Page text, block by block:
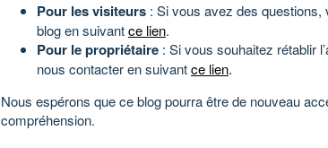
Pour les visiteurs : Si vous avez des
blog en suivantce lien.
Pour le propriétaire : Si vous souhaitez rétablir
nous contacter en suivantce lien.
Nous espérons que ce blog pourra être de nouveau
compréhension.